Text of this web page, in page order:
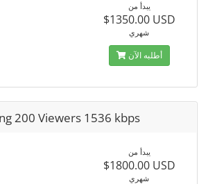
يبدأ من
$1350.00 USD
شهري
أطلبه الآن
200 Viewers 1536 kbps
يبدأ من
$1800.00 USD
شهري